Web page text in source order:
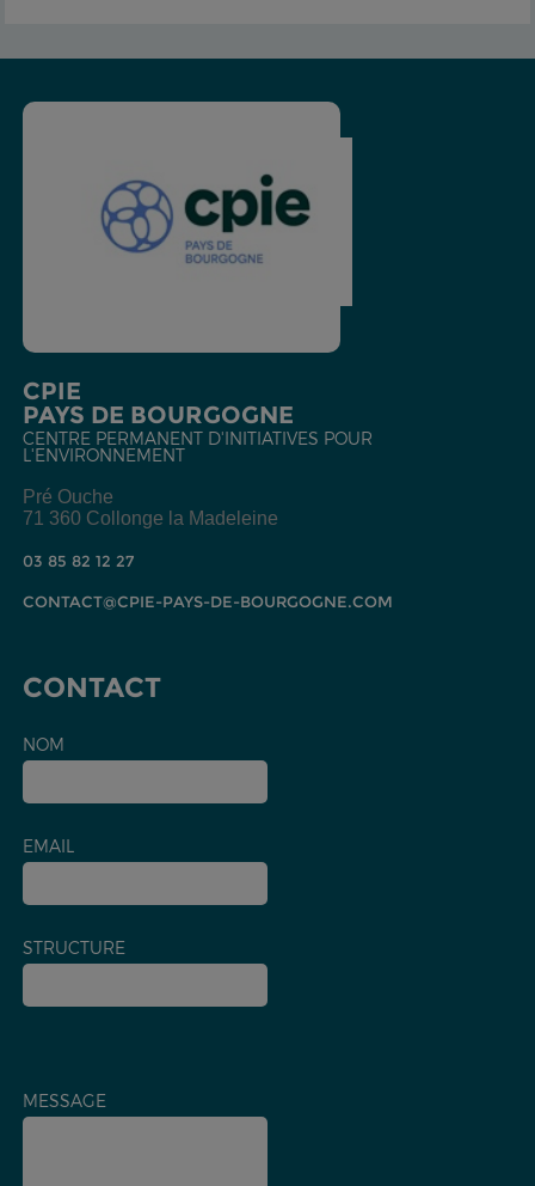
CPIE
PAYS DE BOURGOGNE
CENTRE PERMANENT D'INITIATIVES POUR
L'ENVIRONNEMENT
Pré Ouche
71 360 Collonge la Madeleine
03 85 82 12 27
CONTACT@CPIE-PAYS-DE-BOURGOGNE.COM
CONTACT
NOM
EMAIL
STRUCTURE
MESSAGE